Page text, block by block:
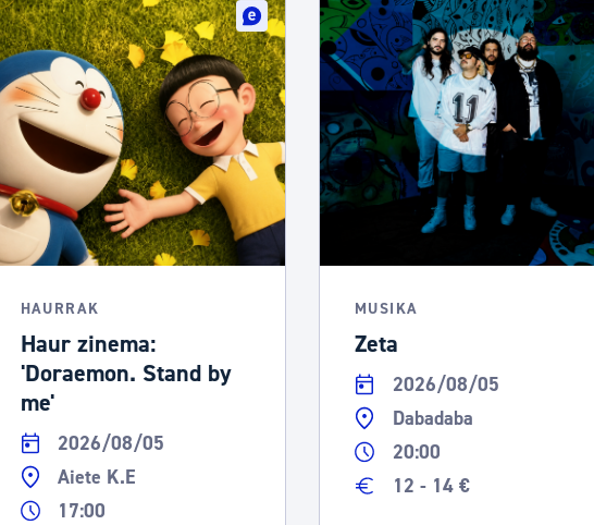
HAURRAK
Haur zinema:
'Doraemon. Stand by
me'
2026/08/05
Aiete K.E
17:00
MUSIKA
Zeta
2026/08/05
Dabadaba
20:00
12 - 14 €